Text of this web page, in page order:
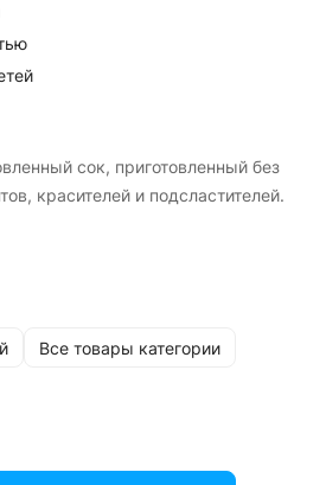
сок, приготовленный без
красителей и подсластителей.
Все товары категории